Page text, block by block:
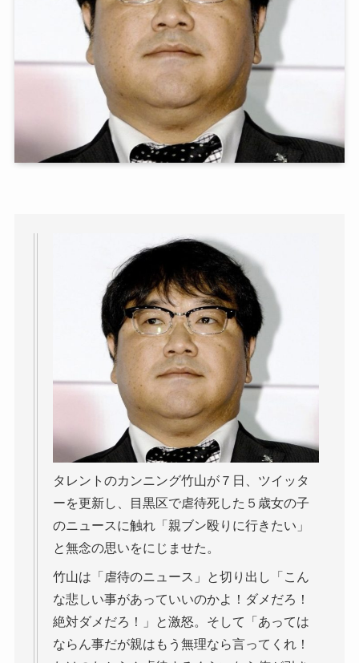
タレントのカンニング竹山が７日、ツイッタ
ーを更新し、目黒区で虐待死した５歳女の子
のニュースに触れ「親ブン殴りに行きたい」
と無念の思いをにじませた。
竹山は「虐待のニュース」と切り出し「こん
な悲しい事があっていいのかよ！ダメだろ！
絶対ダメだろ！」と激怒。そして「あっては
ならん事だが親はもう無理なら言ってくれ！